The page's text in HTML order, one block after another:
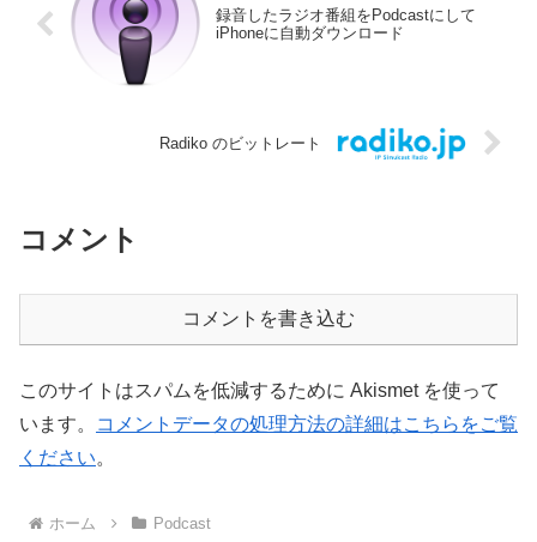
録音したラジオ番組をPodcastにして
iPhoneに自動ダウンロード
Radiko のビットレート
コメント
コメントを書き込む
このサイトはスパムを低減するために Akismet を使って
います。
コメントデータの処理方法の詳細はこちらをご覧
ください。
ホーム Podcast